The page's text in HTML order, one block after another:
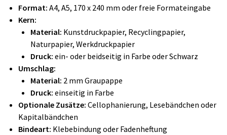
Format: A4, A5, 170 x 240 mm oder freie Formateingabe
Kern:
Material: Kunstdruckpapier, Recyclingpapier,
Naturpapier, Werkdruckpapier
Druck: ein- oder beidseitig in Farbe oder Schwarz
Umschlag:
Material: 2 mm Graupappe
Druck: einseitig in Farbe
Optionale Zusätze: Cellophanierung, Lesebändchen oder
Kapitalbändchen
Bindeart: Klebebindung oder Fadenheftung